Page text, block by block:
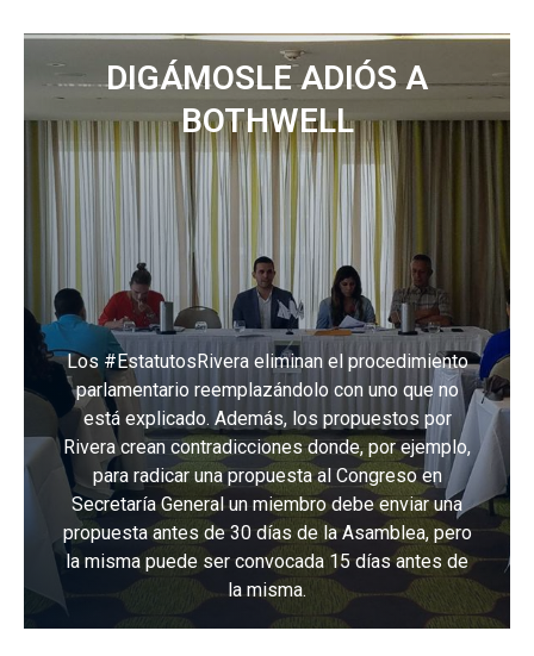
DIGÁMOSLE ADIÓS A
BOTHWELL
Los #EstatutosRivera eliminan el procedimiento
parlamentario reemplazándolo con uno que no
está explicado. Además, los propuestos por
Rivera crean contradicciones donde, por ejemplo,
para radicar una propuesta al Congreso en
Secretaría General un miembro debe enviar una
propuesta antes de 30 días de la Asamblea, pero
la misma puede ser convocada 15 días antes de
la misma.